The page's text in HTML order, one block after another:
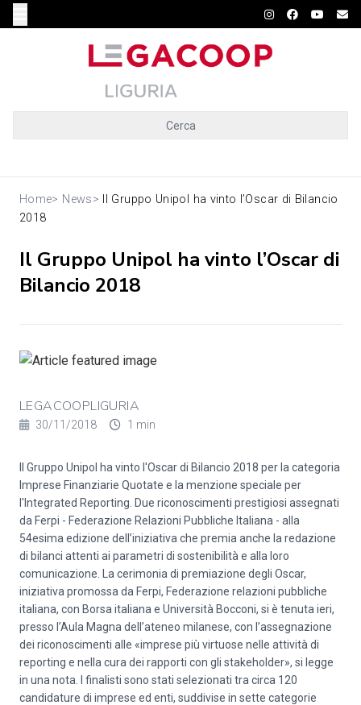
Cerca
Home> News>
Il Gruppo Unipol ha vinto l’Oscar di Bilancio
2018
Il Gruppo Unipol ha vinto l’Oscar di
Bilancio 2018
LEGACOOPLIGURIA
30/11/2018 1 min
Il Gruppo Unipol ha vinto l'Oscar di Bilancio 2018 per la categoria
Imprese Finanziarie Quotate e la menzione speciale per
l'Integrated Reporting. Due riconoscimenti prestigiosi assegnati
da Ferpi - Federazione Relazioni Pubbliche Italiana - alla
54esima edizione dell’iniziativa che premia anche la redazione
di bilanci attenti ai parametri di sostenibilità e alla loro
comunicazione. La cerimonia di premiazione degli Oscar,
iniziativa promossa da Ferpi, Federazione relazioni pubbliche
italiana, con Borsa italiana e Università Bocconi, si è tenuta ieri,
presso l’Aula Magna dell’ateneo milanese, con l’assegnazione
dei riconoscimenti alle «imprese più virtuose nelle attività di
reporting e nella cura dei rapporti con gli stakeholder», si legge
in una nota. I finalisti sono stati selezionati tra circa 120
candidature di imprese ed enti, suddivise in sette categorie